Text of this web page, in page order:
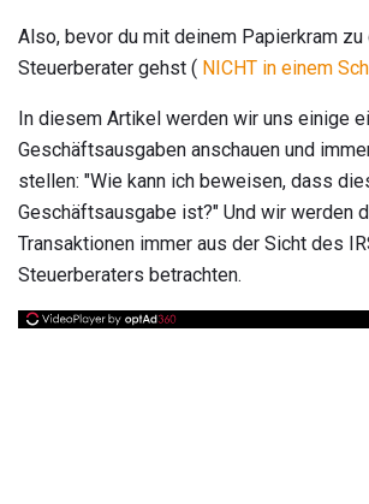
Also, bevor du mit deinem Papierkram zu
Steuerberater gehst ( NICHT in einem
In diesem Artikel werden wir uns einige
Geschäftsausgaben anschauen und
stellen: "Wie kann ich beweisen, dass
Geschäftsausgabe ist?" Und wir werden
Transaktionen immer aus der Sicht des
Steuerberaters betrachten.